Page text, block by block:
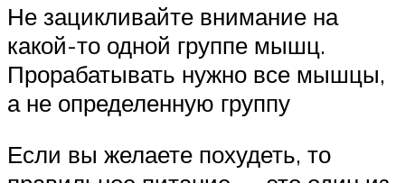
Не зацикливайте внимание на
какой-то одной группе мышц.
Прорабатывать нужно все мышцы,
а не определенную группу
Если вы желаете похудеть, то